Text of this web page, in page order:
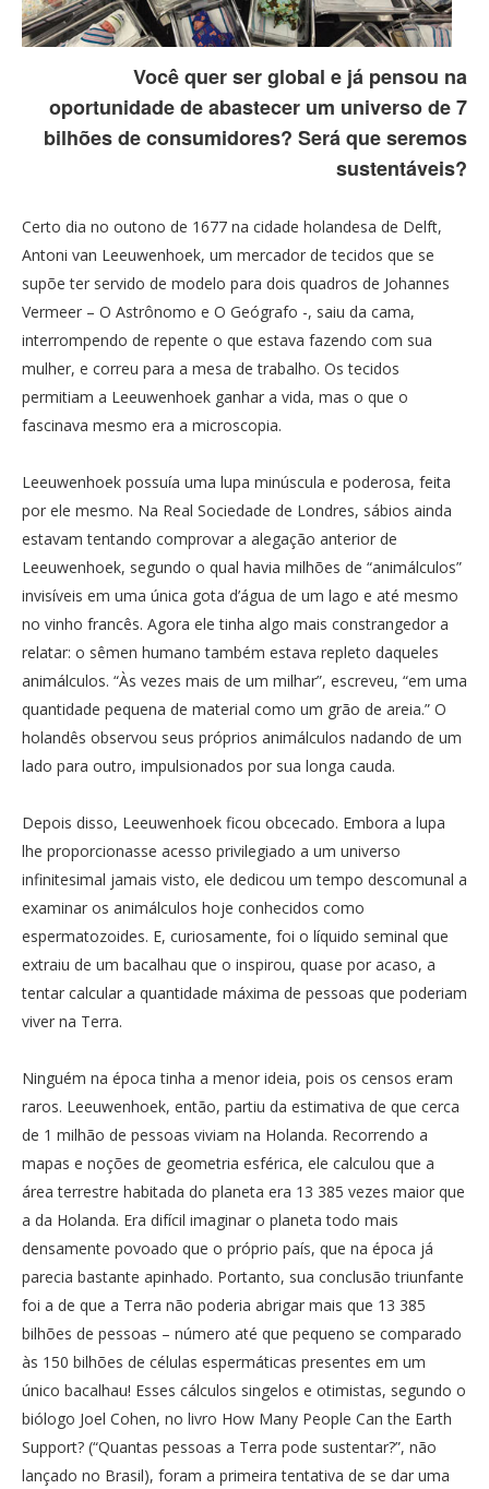
Você quer ser global e já pensou na
oportunidade de abastecer um universo de 7
bilhões de consumidores? Será que seremos
sustentáveis?
Certo dia no outono de 1677 na cidade holandesa de Delft,
Antoni van Leeuwenhoek, um mercador de tecidos que se
supõe ter servido de modelo para dois quadros de Johannes
Vermeer – O Astrônomo e O Geógrafo -, saiu da cama,
interrompendo de repente o que estava fazendo com sua
mulher, e correu para a mesa de trabalho. Os tecidos
permitiam a Leeuwenhoek ganhar a vida, mas o que o
fascinava mesmo era a microscopia.
Leeuwenhoek possuía uma lupa minúscula e poderosa, feita
por ele mesmo. Na Real Sociedade de Londres, sábios ainda
estavam tentando comprovar a alegação anterior de
Leeuwenhoek, segundo o qual havia milhões de “animálculos”
invisíveis em uma única gota d’água de um lago e até mesmo
no vinho francês. Agora ele tinha algo mais constrangedor a
relatar: o sêmen humano também estava repleto daqueles
animálculos. “Às vezes mais de um milhar”, escreveu, “em uma
quantidade pequena de material como um grão de areia.” O
holandês observou seus próprios animálculos nadando de um
lado para outro, impulsionados por sua longa cauda.
Depois disso, Leeuwenhoek ficou obcecado. Embora a lupa
lhe proporcionasse acesso privilegiado a um universo
infinitesimal jamais visto, ele dedicou um tempo descomunal a
examinar os animálculos hoje conhecidos como
espermatozoides. E, curiosamente, foi o líquido seminal que
extraiu de um bacalhau que o inspirou, quase por acaso, a
tentar calcular a quantidade máxima de pessoas que poderiam
viver na Terra.
Ninguém na época tinha a menor ideia, pois os censos eram
raros. Leeuwenhoek, então, partiu da estimativa de que cerca
de 1 milhão de pessoas viviam na Holanda. Recorrendo a
mapas e noções de geometria esférica, ele calculou que a
área terrestre habitada do planeta era 13 385 vezes maior que
a da Holanda. Era difícil imaginar o planeta todo mais
densamente povoado que o próprio país, que na época já
parecia bastante apinhado. Portanto, sua conclusão triunfante
foi a de que a Terra não poderia abrigar mais que 13 385
bilhões de pessoas – número até que pequeno se comparado
às 150 bilhões de células espermáticas presentes em um
único bacalhau! Esses cálculos singelos e otimistas, segundo o
biólogo Joel Cohen, no livro How Many People Can the Earth
Support? (“Quantas pessoas a Terra pode sustentar?”, não
lançado no Brasil), foram a primeira tentativa de se dar uma